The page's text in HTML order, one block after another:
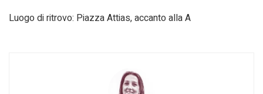
Luogo di ritrovo: Piazza Attias, accanto alla A